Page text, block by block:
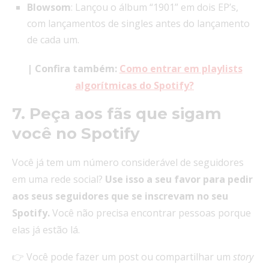
Blowsom: Lançou o álbum “1901” em dois EP’s,
com lançamentos de singles antes do lançamento
de cada um.
| Confira também: Como entrar em playlists
algorítmicas do Spotify?
7. Peça aos fãs que sigam
você no Spotify
Você já tem um número considerável de seguidores
em uma rede social? Use isso a seu favor para pedir
aos seus seguidores que se inscrevam no seu
Spotify. Você não precisa encontrar pessoas porque
elas já estão lá.
👉 Você pode fazer um post ou compartilhar um story